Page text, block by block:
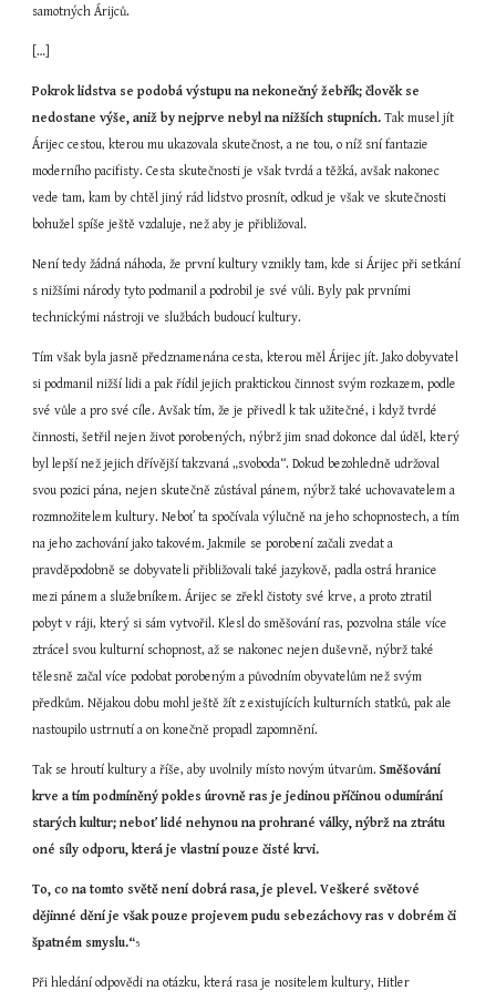
samotných Árijců.
[…]
Pokrok lidstva se podobá výstupu na nekonečný žebřík; člověk se
nedostane výše, aniž by nejprve nebyl na nižších stupních. Tak musel jít
Árijec cestou, kterou mu ukazovala skutečnost, a ne tou, o níž sní fantazie
moderního pacifisty. Cesta skutečnosti je však tvrdá a těžká, avšak nakonec
vede tam, kam by chtěl jiný rád lidstvo prosnít, odkud je však ve skutečnosti
bohužel spíše ještě vzdaluje, než aby je přibližoval.
Není tedy žádná náhoda, že první kultury vznikly tam, kde si Árijec při setkání
s nižšími národy tyto podmanil a podrobil je své vůli. Byly pak prvními
technickými nástroji ve službách budoucí kultury.
Tím však byla jasně předznamenána cesta, kterou měl Árijec jít. Jako dobyvatel
si podmanil nižší lidi a pak řídil jejich praktickou činnost svým rozkazem, podle
své vůle a pro své cíle. Avšak tím, že je přivedl k tak užitečné, i když tvrdé
činnosti, šetřil nejen život porobených, nýbrž jim snad dokonce dal úděl, který
byl lepší než jejich dřívější takzvaná „svoboda“. Dokud bezohledně udržoval
svou pozici pána, nejen skutečně zůstával pánem, nýbrž také uchovavatelem a
rozmnožitelem kultury. Neboť ta spočívala výlučně na jeho schopnostech, a tím
na jeho zachování jako takovém. Jakmile se porobení začali zvedat a
pravděpodobně se dobyvateli přibližovali také jazykově, padla ostrá hranice
mezi pánem a služebníkem. Árijec se zřekl čistoty své krve, a proto ztratil
pobyt v ráji, který si sám vytvořil. Klesl do směšování ras, pozvolna stále více
ztrácel svou kulturní schopnost, až se nakonec nejen duševně, nýbrž také
tělesně začal více podobat porobeným a původním obyvatelům než svým
předkům. Nějakou dobu mohl ještě žít z existujících kulturních statků, pak ale
nastoupilo ustrnutí a on konečně propadl zapomnění.
Tak se hroutí kultury a říše, aby uvolnily místo novým útvarům. Směšování
krve a tím podmíněný pokles úrovně ras je jedinou příčinou odumírání
starých kultur; neboť lidé nehynou na prohrané války, nýbrž na ztrátu
oné síly odporu, která je vlastní pouze čisté krvi.
To, co na tomto světě není dobrá rasa, je plevel. Veškeré světové
dějinné dění je však pouze projevem pudu sebezáchovy ras v dobrém či
špatném smyslu.“5
Při hledání odpovědi na otázku, která rasa je nositelem kultury, Hitler